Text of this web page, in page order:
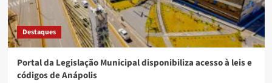
Destaques
Portal da Legislação Municipal disponibiliza acesso à leis e
códigos de Anápolis